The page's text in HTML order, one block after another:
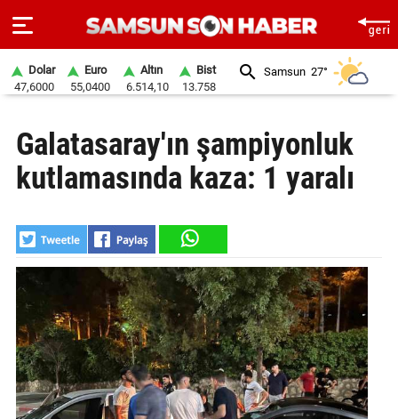
SAYFA
SAMSUN
SAMSUNSPOR
GÜNDEM
SİYASET
EKONOMİ
DÜNYA
Dolar
47,6000
Euro
55,0400
Altın
6.514,10
Bist
13.758
Samsun 27°
Galatasaray'ın şampiyonluk
kutlamasında kaza: 1 yaralı